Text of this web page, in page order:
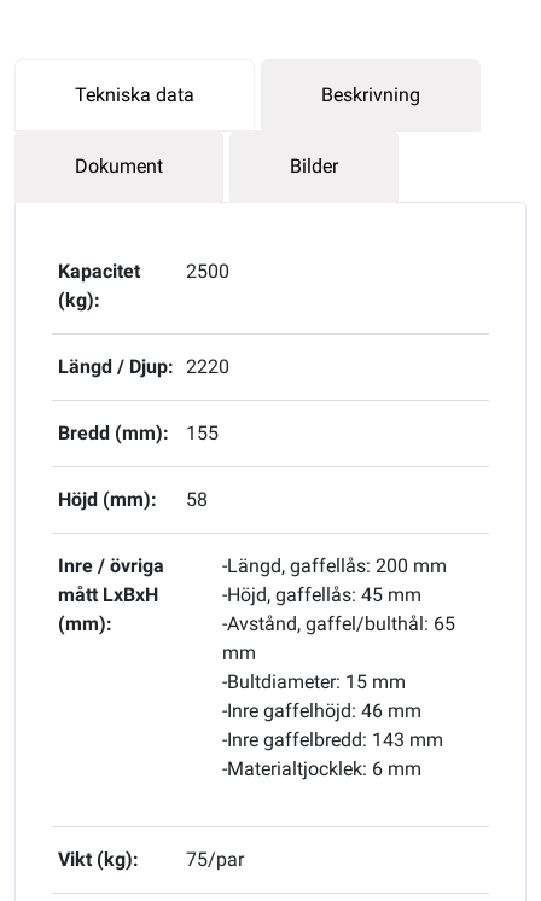
Tekniska data Beskrivning
Dokument Bilder
Kapacitet
(kg):
2500
Längd / Djup: 2220
Bredd (mm): 155
Höjd (mm): 58
Inre / övriga
mått LxBxH
(mm):
-Längd, gaffellås: 200 mm
-Höjd, gaffellås: 45 mm
-Avstånd, gaffel/bulthål: 65
mm
-Bultdiameter: 15 mm
-Inre gaffelhöjd: 46 mm
-Inre gaffelbredd: 143 mm
-Materialtjocklek: 6 mm
Vikt (kg): 75/par